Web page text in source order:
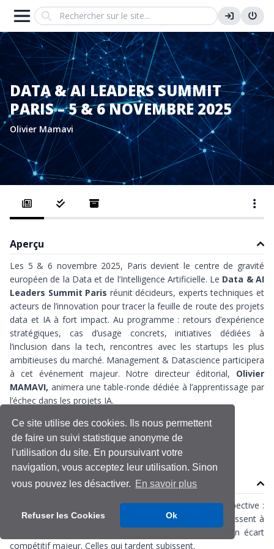
Ce site utilise des cookies. Ils nous permettent
de faire un suivi statistique anonyme de
l'utilisation du site. En poursuivant votre
navigation, vous acceptez leur utilisation. Sinon
vous pouvez les désactiver. En savoir plus
Refuser les Cookies Ok
Search
DATA & AI LEADERS SUMMIT
PARIS – 5 & 6 NOVEMBRE 2025
Olivier Mamavi
Aperçu
Les 5 & 6 novembre 2025, Paris devient le centre de gravité
européen de la Data et de l’Intelligence Artificielle. Le Data & AI
Leaders Summit Paris réunit décideurs, experts techniques et
acteurs de l’innovation pour tracer la feuille de route des projets
data et IA à fort impact. Au programme : retours d’expérience
stratégiques, cas d’usage concrets, initiatives dédiées à
l’inclusion dans la tech, rencontres avec les startups les plus
ambitieuses du marché. Management & Datascience participera
à cet événement majeur. Notre directeur éditorial, Olivier
MAMAVI, animera une table-ronde dédiée à l’apprentissage par
l’échec dans les projets IA.
Data IA techshow
Contenu
La transformation data & IA n’est plus un sujet de prospective :
c’est un impératif business. Les organisations qui réussissent à
valoriser leurs données et industrialiser l’IA creusent un écart
compétitif majeur. Celles qui tardent subissent.